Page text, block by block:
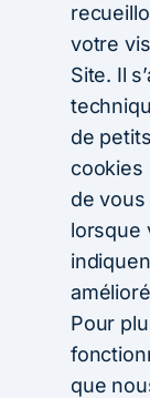
votre
Site. Il
de
cookies
de
lorsque
Pour
que